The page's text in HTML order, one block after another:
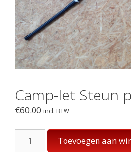
Camp-let Steun
€60.00 incl. BTW
Toevoegen aan